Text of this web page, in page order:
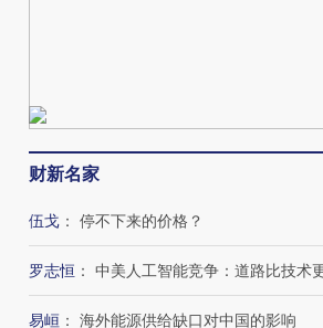
财新名家
伍戈 ： 停不下来的价格？
罗志恒 ： 中美人工智能竞争：道路比技术
易峘 ： 海外能源供给缺口对中国的影响